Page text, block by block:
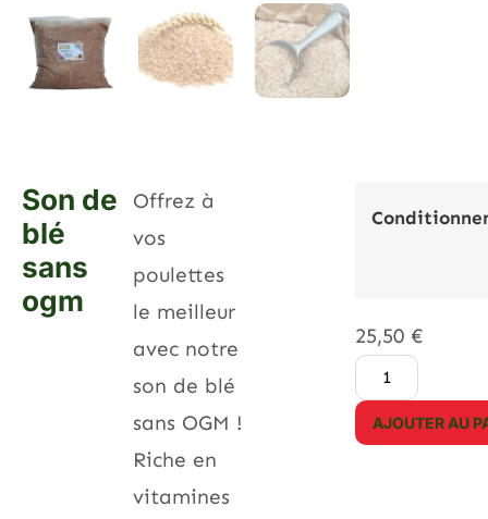
Son de
blé
sans
ogm
Offrez à
vos
poulettes
le meilleur
avec notre
son de blé
sans OGM !
Riche en
vitamines
25,50 €
AJOUTER AU